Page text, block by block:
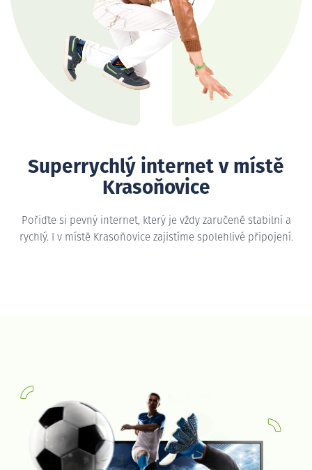
Superrychlý internet v místě
Krasoňovice
Pořiďte si pevný internet, který je vždy zaručeně stabilní a
rychlý. I v místě Krasoňovice zajistíme spolehlivé připojení.